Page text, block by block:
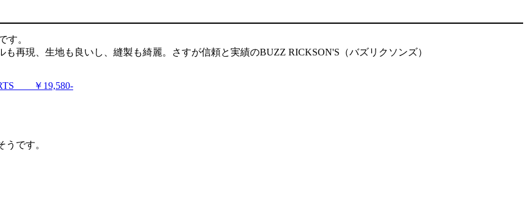
す。
再現、生地も良いし、縫製も綺麗。さすが信頼と実績のBUZZ RICKSON'S（バズリクソンズ）
￥19,580-
です。